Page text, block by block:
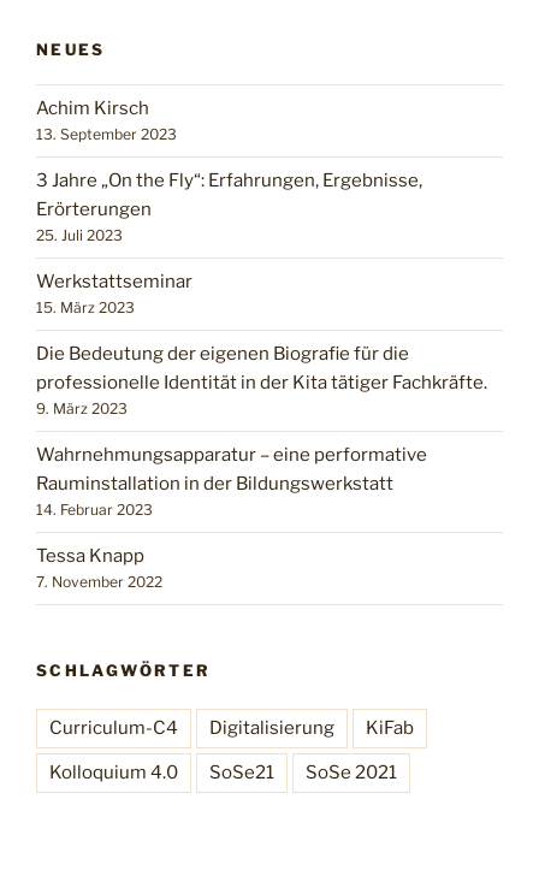
NEUES
Achim Kirsch
13. September 2023
3 Jahre „On the Fly“: Erfahrungen, Ergebnisse,
Erörterungen
25. Juli 2023
Werkstattseminar
15. März 2023
Die Bedeutung der eigenen Biografie für die
professionelle Identität in der Kita tätiger Fachkräfte.
9. März 2023
Wahrnehmungsapparatur – eine performative
Rauminstallation in der Bildungswerkstatt
14. Februar 2023
Tessa Knapp
7. November 2022
SCHLAGWÖRTER
Curriculum-C4 Digitalisierung KiFab
Kolloquium 4.0 SoSe21 SoSe 2021